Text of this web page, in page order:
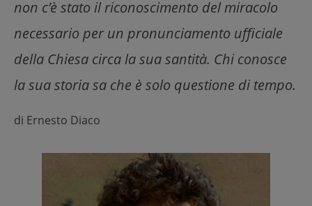
non c’è stato il riconoscimento del miracolo
necessario per un pronunciamento ufficiale
della Chiesa circa la sua santità. Chi conosce
la sua storia sa che è solo questione di tempo.
di Ernesto Diaco